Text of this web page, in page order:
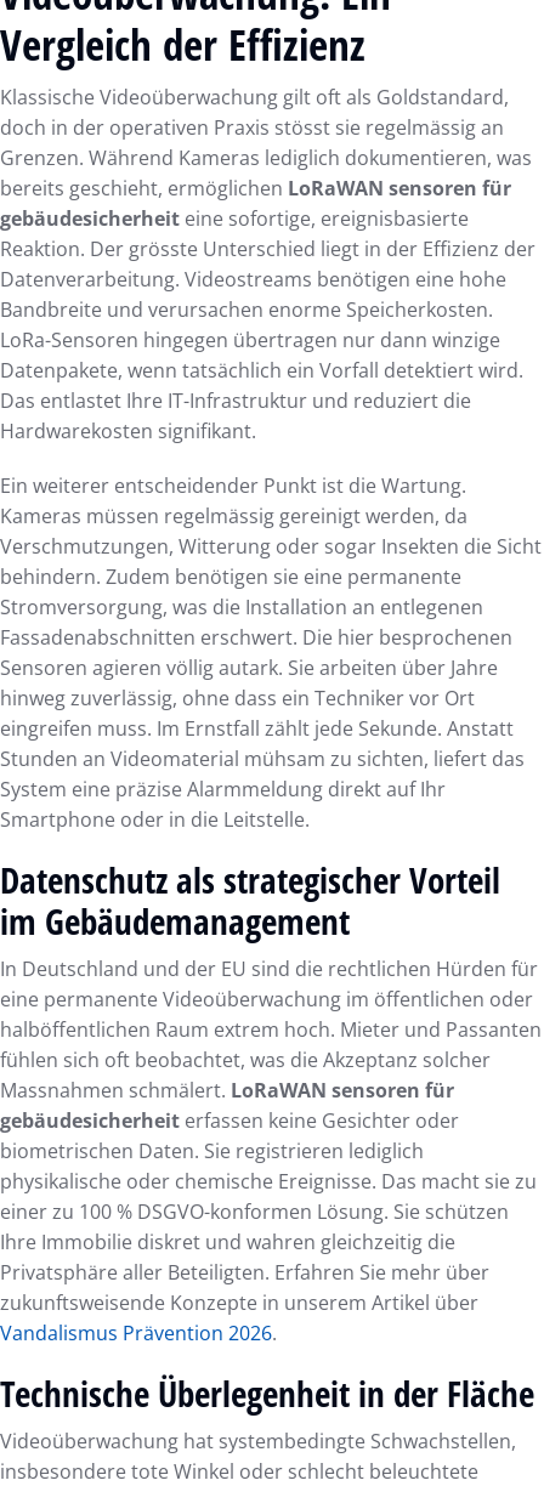
Vergleich der Effizienz
Klassische Videoüberwachung gilt oft als Goldstandard,
doch in der operativen Praxis stösst sie regelmässig an
Grenzen. Während Kameras lediglich dokumentieren, was
bereits geschieht, ermöglichen LoRaWAN sensoren für
gebäudesicherheit eine sofortige, ereignisbasierte
Reaktion. Der grösste Unterschied liegt in der Effizienz der
Datenverarbeitung. Videostreams benötigen eine hohe
Bandbreite und verursachen enorme Speicherkosten.
LoRa-Sensoren hingegen übertragen nur dann winzige
Datenpakete, wenn tatsächlich ein Vorfall detektiert wird.
Das entlastet Ihre IT-Infrastruktur und reduziert die
Hardwarekosten signifikant.
Ein weiterer entscheidender Punkt ist die Wartung.
Kameras müssen regelmässig gereinigt werden, da
Verschmutzungen, Witterung oder sogar Insekten die Sicht
behindern. Zudem benötigen sie eine permanente
Stromversorgung, was die Installation an entlegenen
Fassadenabschnitten erschwert. Die hier besprochenen
Sensoren agieren völlig autark. Sie arbeiten über Jahre
hinweg zuverlässig, ohne dass ein Techniker vor Ort
eingreifen muss. Im Ernstfall zählt jede Sekunde. Anstatt
Stunden an Videomaterial mühsam zu sichten, liefert das
System eine präzise Alarmmeldung direkt auf Ihr
Smartphone oder in die Leitstelle.
Datenschutz als strategischer Vorteil
im Gebäudemanagement
In Deutschland und der EU sind die rechtlichen Hürden für
eine permanente Videoüberwachung im öffentlichen oder
halböffentlichen Raum extrem hoch. Mieter und Passanten
fühlen sich oft beobachtet, was die Akzeptanz solcher
Massnahmen schmälert. LoRaWAN sensoren für
gebäudesicherheit erfassen keine Gesichter oder
biometrischen Daten. Sie registrieren lediglich
physikalische oder chemische Ereignisse. Das macht sie zu
einer zu 100 % DSGVO-konformen Lösung. Sie schützen
Ihre Immobilie diskret und wahren gleichzeitig die
Privatsphäre aller Beteiligten. Erfahren Sie mehr über
zukunftsweisende Konzepte in unserem Artikel über
Vandalismus Prävention 2026.
Technische Überlegenheit in der Fläche
Videoüberwachung hat systembedingte Schwachstellen,
insbesondere tote Winkel oder schlecht beleuchtete